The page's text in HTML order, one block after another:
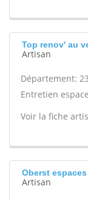
Top renov' au
Artisan
Département: 23
Entretien
Voir la fiche
Oberst
Artisan